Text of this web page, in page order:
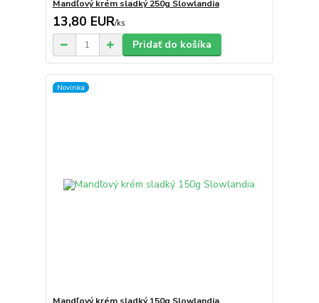
Mandľový krém sladký 250g Slowlandia
13,80 EUR/ks
Pridať do košíka
Novinka
Mandľový krém sladký 150g Slowlandia